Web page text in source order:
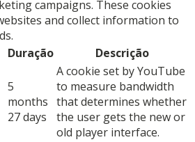
campaigns. These cookies
and collect information to
Duração Descrição
5
months
27 days
A cookie set by YouTube
to measure bandwidth
that determines whether
the user gets the new or
old player interface.